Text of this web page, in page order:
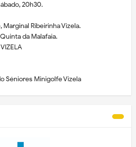
20h30.
Marginal Ribeirinha Vizela.
da Malafaia.
Séniores Minigolfe Vizela